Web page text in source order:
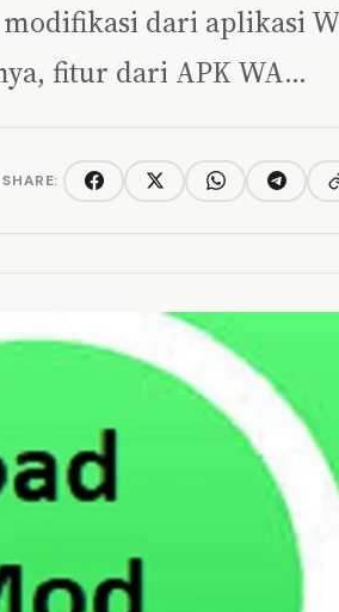
dari aplikasi
fitur dari APK WA…
SHARE: FacebookTwitter/XWhatsAppTelegram